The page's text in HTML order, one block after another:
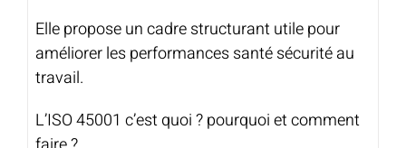
Elle propose un cadre structurant utile pour
améliorer les performances santé sécurité au
travail.
L’ISO 45001 c’est quoi ? pourquoi et comment